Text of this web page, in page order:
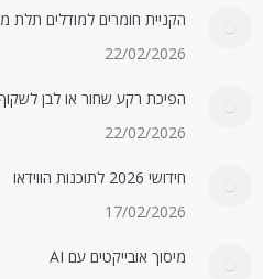
הקניית חומרים למודלים תלת
22/02/2026
הפיכת רקע שחור או לבן
22/02/2026
חידושי 2026 לתוכנות הווידאו
17/02/2026
מיסוך אובייקטים עם AI